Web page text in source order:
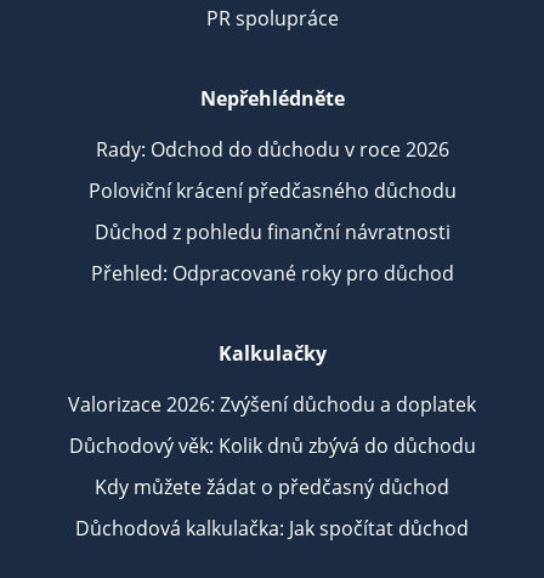
PR spolupráce
Nepřehlédněte
Rady: Odchod do důchodu v roce 2026
Poloviční krácení předčasného důchodu
Důchod z pohledu finanční návratnosti
Přehled: Odpracované roky pro důchod
Kalkulačky
Valorizace 2026: Zvýšení důchodu a doplatek
Důchodový věk: Kolik dnů zbývá do důchodu
Kdy můžete žádat o předčasný důchod
Důchodová kalkulačka: Jak spočítat důchod